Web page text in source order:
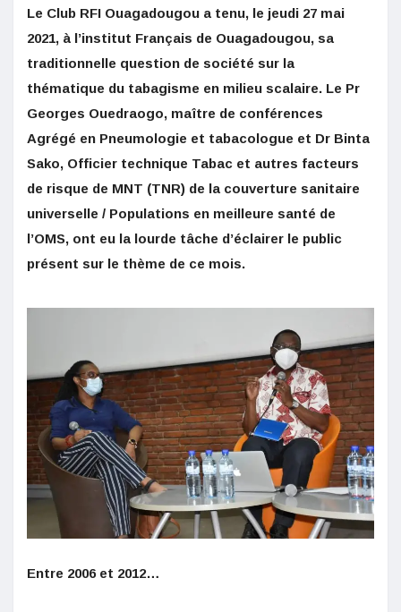
Le Club RFI Ouagadougou a tenu, le jeudi 27 mai
2021, à l’institut Français de Ouagadougou, sa
traditionnelle question de société sur la
thématique du tabagisme en milieu scalaire. Le Pr
Georges Ouedraogo, maître de conférences
Agrégé en Pneumologie et tabacologue et Dr Binta
Sako, Officier technique Tabac et autres facteurs
de risque de MNT (TNR) de la couverture sanitaire
universelle / Populations en meilleure santé de
l’OMS, ont eu la lourde tâche d’éclairer le public
présent sur le thème de ce mois.
Entre 2006 et 2012…